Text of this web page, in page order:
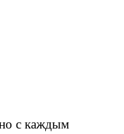
с каждым